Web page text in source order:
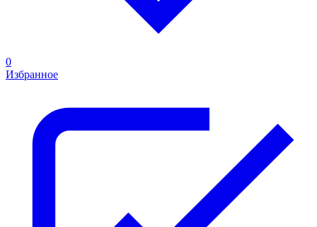
0
Избранное